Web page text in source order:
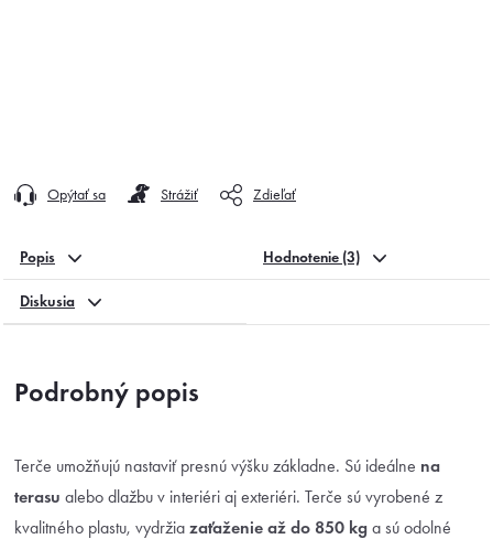
Opýtať sa Strážiť Zdieľať
Popis Hodnotenie (3)
Diskusia
Podrobný popis
Terče umožňujú nastaviť presnú výšku základne. Sú ideálne na
terasu alebo dlažbu v interiéri aj exteriéri. Terče sú vyrobené z
kvalitného plastu, vydržia zaťaženie až do 850 kg a sú odolné